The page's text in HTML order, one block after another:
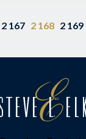
2 167 2 168 2 169